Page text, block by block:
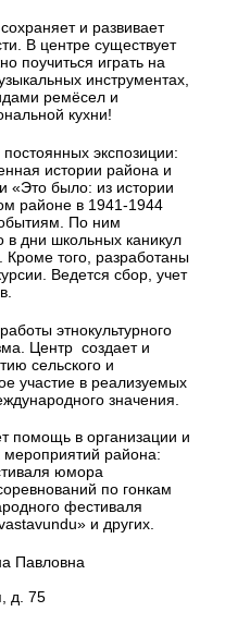
и развивает
В центре существует
поучиться играть на
инструментах,
ремёсел и
кухни!
экспозиции:
истории района и
«Это было: из истории
районе в 1941-1944
По ним
в дни школьных каникул
Кроме того, разработаны
Ведется сбор, учет
этнокультурного
Центр создает и
сельского и
участие в реализуемых
значения.
помощь в организации и
мероприятий района:
юмора
по гонкам
фестиваля
и других.
Павловна
д. 75